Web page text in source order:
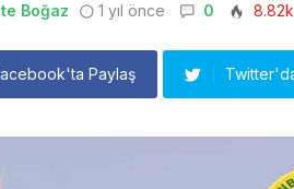
Boğaz 1 yıl önce 0 8.82k
Paylaş